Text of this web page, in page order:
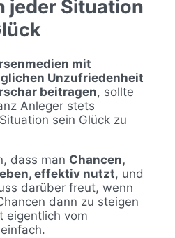
jeder Situation
mit
Unzufriedenheit
beitragen, sollte
Anleger stets
sein Glück zu
dass man Chancen,
effektiv nutzt, und
darüber freut, wenn
dann zu steigen
eigentlich vom